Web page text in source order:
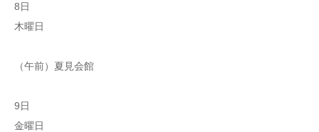
8日
木曜日
（午前）夏見会館
9日
金曜日